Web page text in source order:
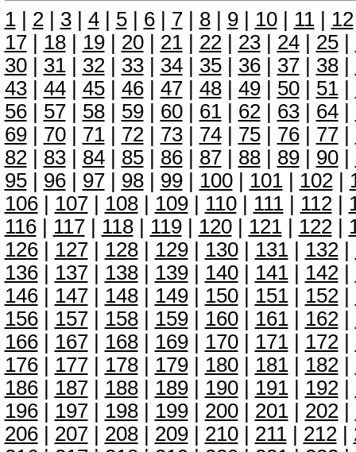
1| 2| 3| 4| 5| 6| 7| 8| 9| 10| 11| 12
17| 18| 19| 20| 21| 22| 23| 24| 25|
30| 31| 32| 33| 34| 35| 36| 37| 38|
43| 44| 45| 46| 47| 48| 49| 50| 51|
56| 57| 58| 59| 60| 61| 62| 63| 64|
69| 70| 71| 72| 73| 74| 75| 76| 77|
82| 83| 84| 85| 86| 87| 88| 89| 90|
95| 96| 97| 98| 99| 100| 101| 102|
106| 107| 108| 109| 110| 111| 112|
116| 117| 118| 119| 120| 121| 122|
126| 127| 128| 129| 130| 131| 132|
136| 137| 138| 139| 140| 141| 142|
146| 147| 148| 149| 150| 151| 152|
156| 157| 158| 159| 160| 161| 162|
166| 167| 168| 169| 170| 171| 172|
176| 177| 178| 179| 180| 181| 182|
186| 187| 188| 189| 190| 191| 192|
196| 197| 198| 199| 200| 201| 202|
206| 207| 208| 209| 210| 211| 212|